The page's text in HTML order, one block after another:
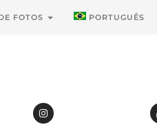
FOTOS PORTUGUÊS